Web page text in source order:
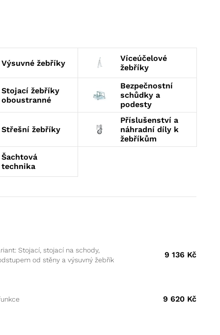
interiéru? Naše
Favority
v žádné domácnosti ani firmě. Žebříky z hliníku
Výsuvné žebříky
Víceúčelové
žebříky
Stojací žebříky
oboustranné
Bezpečnostní
schůdky a
podesty
Střešní žebříky
Příslušenství a
náhradní díly k
žebříkům
Šachtová
technika
Stojací, stojací na schody,
od stěny a výsuvný žebřík
9 136 Kč
9 620 Kč